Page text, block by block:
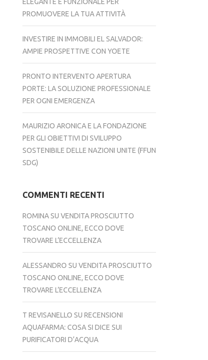
PROMUOVERE LA TUA ATTIVITÀ
INVESTIRE IN IMMOBILI EL SALVADOR:
AMPIE PROSPETTIVE CON YOETE
PRONTO INTERVENTO APERTURA
PORTE: LA SOLUZIONE PROFESSIONALE
PER OGNI EMERGENZA
MAURIZIO ARONICA E LA FONDAZIONE
PER GLI OBIETTIVI DI SVILUPPO
SOSTENIBILE DELLE NAZIONI UNITE (FFUN
SDG)
COMMENTI RECENTI
ROMINASU VENDITA PROSCIUTTO
TOSCANO ONLINE, ECCO DOVE
TROVARE L’ECCELLENZA
ALESSANDRO SU VENDITA PROSCIUTTO
TOSCANO ONLINE, ECCO DOVE
TROVARE L’ECCELLENZA
T REVISANELLO SU RECENSIONI
AQUAFARMA: COSA SI DICE SUI
PURIFICATORI D’ACQUA